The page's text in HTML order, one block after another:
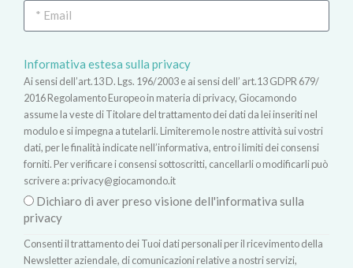
Informativa estesa sulla privacy
Ai sensi dell’art.13 D. Lgs. 196/2003 e ai sensi dell’ art.13 GDPR 679/
2016 Regolamento Europeo in materia di privacy, Giocamondo
assume la veste di Titolare del trattamento dei dati da lei inseriti nel
modulo e si impegna a tutelarli. Limiteremo le nostre attività sui vostri
dati, per le finalità indicate nell’informativa, entro i limiti dei consensi
forniti. Per verificare i consensi sottoscritti, cancellarli o modificarli può
scrivere a:privacy@giocamondo.it
Dichiaro di aver preso visione dell'informativa sulla
privacy
Consenti il trattamento dei Tuoi dati personali per il ricevimento della
Newsletter aziendale, di comunicazioni relative a nostri servizi,